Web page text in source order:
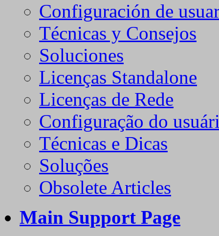
Configuración de
Técnicas y Consejos
Soluciones
Licenças Standalone
Licenças de Rede
Configuração do
Técnicas e Dicas
Soluções
Obsolete Articles
Main Support Page